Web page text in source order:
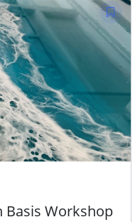
Basis Workshop